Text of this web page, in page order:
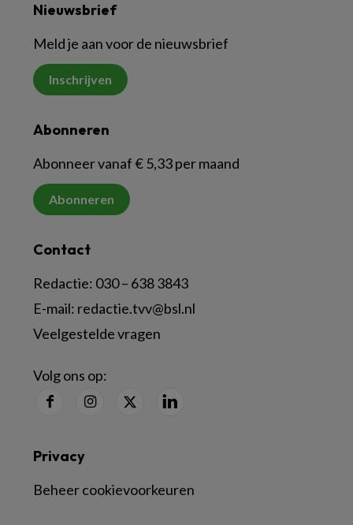
Nieuwsbrief
Meld je aan voor de nieuwsbrief
Inschrijven
Abonneren
Abonneer vanaf € 5,33 per maand
Abonneren
Contact
Redactie: 030 – 638 3843
E-mail: redactie.tvv@bsl.nl
Veelgestelde vragen
Volg ons op:
Privacy
Beheer cookievoorkeuren